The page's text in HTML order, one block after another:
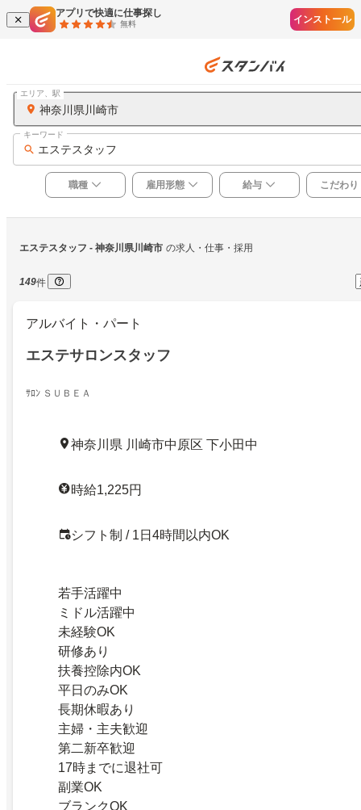
アプリで快適に仕事探し
無料 インストール
神奈川県川崎市
エリア、駅
エステスタッフ
キーワード
職種 雇用形態 給与 こだわり
エステスタッフ - 神奈川県川崎市 の求人・仕事・採用
149件
アルバイト・パート
エステサロンスタッフ
ｻﾛﾝ ＳＵＢＥＡ
神奈川県 川崎市中原区 下小田中
時給1,225円
シフト制 / 1日4時間以内OK
若手活躍中
ミドル活躍中
未経験OK
研修あり
扶養控除内OK
平日のみOK
長期休暇あり
主婦・主夫歓迎
第二新卒歓迎
17時までに退社可
副業OK
ブランクOK